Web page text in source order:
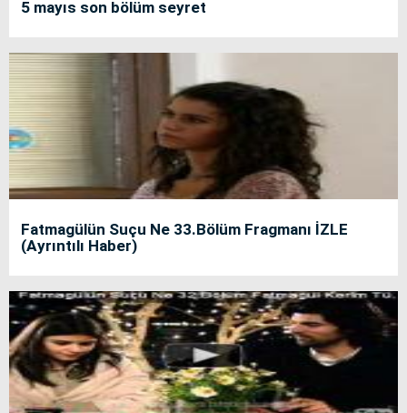
5 mayıs son bölüm seyret
Fatmagülün Suçu Ne 33.Bölüm Fragmanı İZLE
(Ayrıntılı Haber)